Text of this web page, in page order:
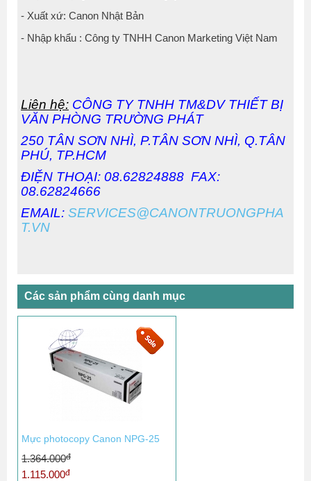
- Xuất xứ: Canon Nhật Bản
- Nhập khẩu : Công ty TNHH Canon Marketing Việt Nam
Liên hệ: CÔNG TY TNHH TM&DV THIẾT BỊ
VĂN PHÒNG TRƯỜNG PHÁT
250 TÂN SƠN NHÌ, P.TÂN SƠN NHÌ, Q.TÂN
PHÚ, TP.HCM
ĐIỆN THOẠI: 08.62824888 FAX:
08.62824666
EMAIL: SERVICES@CANONTRUONGPHA
T.VN
Các sản phẩm cùng danh mục
Mực photocopy Canon NPG-25
1.364.000đ
1.115.000đ